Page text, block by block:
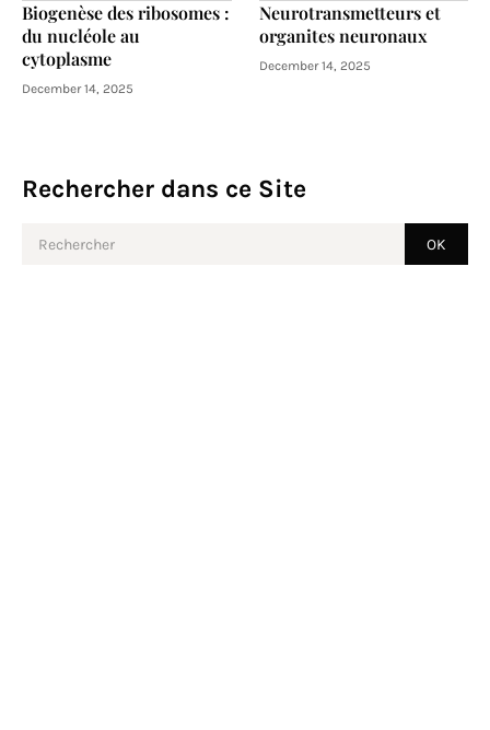
Biogenèse des ribosomes :
du nucléole au
cytoplasme
December 14, 2025
Neurotransmetteurs et
organites neuronaux
December 14, 2025
Rechercher dans ce Site